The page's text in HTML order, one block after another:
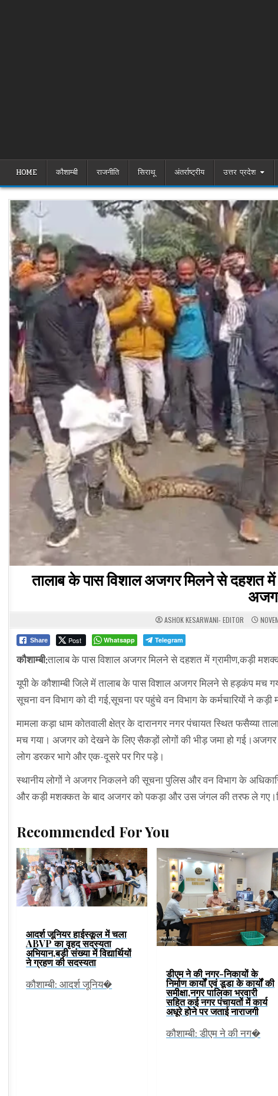
HOME कौशाम्बी राजनीति सिराथू अंतर्राष्ट्रीय उत्तर प्रदेश
तालाब के पास विशाल अजगर मिलने से दहशत में
ASHOK KESARWANI- EDITOR
Share Post Whatsapp Telegram
कौशाम्बी:तालाब के पास विशाल अजगर मिलने से दहशत में ग्रामीण,कड़ी
यूपी के कौशाम्बी जिले में तालाब के पास विशाल अजगर मिलने से हड़कंप
सूचना वन विभाग को दी गई,सूचना पर पहुंचे वन विभाग के कर्मचारियों
मामला कड़ा धाम कोतवाली क्षेत्र के दारानगर नगर पंचायत स्थित फसैय्या
मच गया। अजगर को देखने के लिए सैकड़ों लोगों की भीड़ जमा हो
लोग डरकर भागे और एक-दूसरे पर गिर पड़े।
स्थानीय लोगों ने अजगर निकलने की सूचना पुलिस और वन विभाग के
और कड़ी मशक्कत के बाद अजगर को पकड़ा और उस जंगल की तरफ ले
Recommended For You
आदर्श जूनियर हाईस्कूल में चला
ABVP का वृहद सदस्यता
अभियान,बड़ी संख्या में विद्यार्थियों
ने ग्रहण की सदस्यता
कौशाम्बी: आदर्श जूनिय�
डीएम ने की नगर-निकायों के
निर्माण कार्यों एवं डूडा के कार्यों की
समीक्षा,नगर पालिका भरवारी
सहित कई नगर पंचायतों में कार्य
अधूरे होने पर जताई नाराजगी
कौशाम्बी: डीएम ने की नग�